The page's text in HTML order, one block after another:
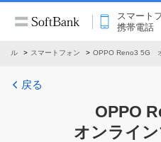
スマート
携帯電話
アル スマートフォン OPPO Reno3 5G
戻る
OPPO
オンライ